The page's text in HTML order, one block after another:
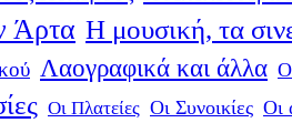
Άρτα Η μουσική, τα
Λαογραφικά και άλλα Ο
Οι Πλατείες Οι Συνοικίες Οι